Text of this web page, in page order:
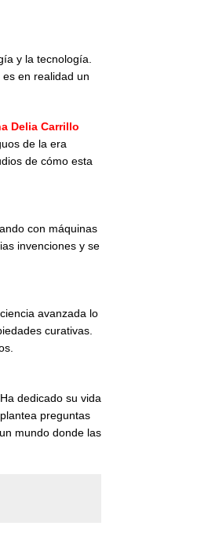
y la tecnología.
en realidad un
Delia Carrillo
de la era
de cómo esta
con máquinas
invenciones y se
avanzada lo
curativas.
dedicado su vida
preguntas
mundo donde las